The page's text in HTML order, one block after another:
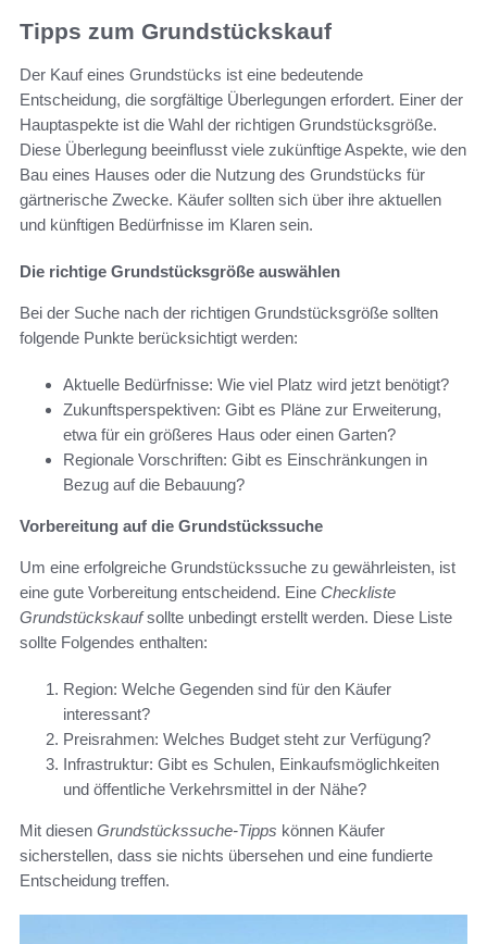
Tipps zum Grundstückskauf
Der Kauf eines Grundstücks ist eine bedeutende
Entscheidung, die sorgfältige Überlegungen erfordert. Einer der
Hauptaspekte ist die Wahl der richtigen Grundstücksgröße.
Diese Überlegung beeinflusst viele zukünftige Aspekte, wie den
Bau eines Hauses oder die Nutzung des Grundstücks für
gärtnerische Zwecke. Käufer sollten sich über ihre aktuellen
und künftigen Bedürfnisse im Klaren sein.
Die richtige Grundstücksgröße auswählen
Bei der Suche nach der richtigen Grundstücksgröße sollten
folgende Punkte berücksichtigt werden:
Aktuelle Bedürfnisse: Wie viel Platz wird jetzt benötigt?
Zukunftsperspektiven: Gibt es Pläne zur Erweiterung,
etwa für ein größeres Haus oder einen Garten?
Regionale Vorschriften: Gibt es Einschränkungen in
Bezug auf die Bebauung?
Vorbereitung auf die Grundstückssuche
Um eine erfolgreiche Grundstückssuche zu gewährleisten, ist
eine gute Vorbereitung entscheidend. Eine Checkliste
Grundstückskaufsollte unbedingt erstellt werden. Diese Liste
sollte Folgendes enthalten:
Region: Welche Gegenden sind für den Käufer
interessant?
Preisrahmen: Welches Budget steht zur Verfügung?
Infrastruktur: Gibt es Schulen, Einkaufsmöglichkeiten
und öffentliche Verkehrsmittel in der Nähe?
Mit diesen Grundstückssuche-Tipps können Käufer
sicherstellen, dass sie nichts übersehen und eine fundierte
Entscheidung treffen.